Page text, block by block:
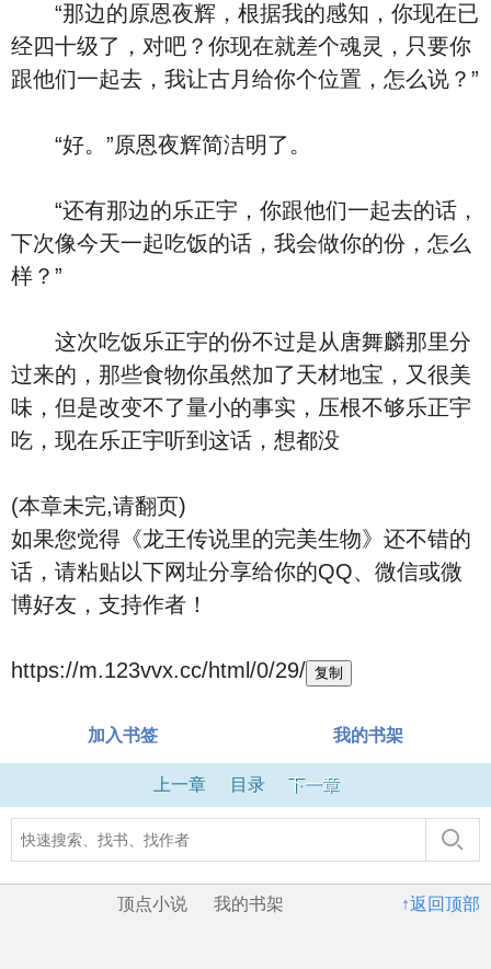
“那边的原恩夜辉，根据我的感知，你现在已
经四十级了，对吧？你现在就差个魂灵，只要你
跟他们一起去，我让古月给你个位置，怎么说？”
“好。”原恩夜辉简洁明了。
“还有那边的乐正宇，你跟他们一起去的话，
下次像今天一起吃饭的话，我会做你的份，怎么
样？”
这次吃饭乐正宇的份不过是从唐舞麟那里分
过来的，那些食物你虽然加了天材地宝，又很美
味，但是改变不了量小的事实，压根不够乐正宇
吃，现在乐正宇听到这话，想都没
(本章未完,请翻页)
如果您觉得《龙王传说里的完美生物》还不错的
话，请粘贴以下网址分享给你的QQ、微信或微
博好友，支持作者！
https://m.123vvx.cc/html/0/29/ 复制
加入书签 我的书架
上一章 目录 下一章
↑返回顶部
顶点小说 我的书架